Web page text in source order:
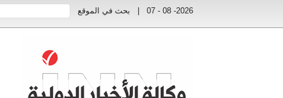
2026- 08 - 07 بحث في الموقع